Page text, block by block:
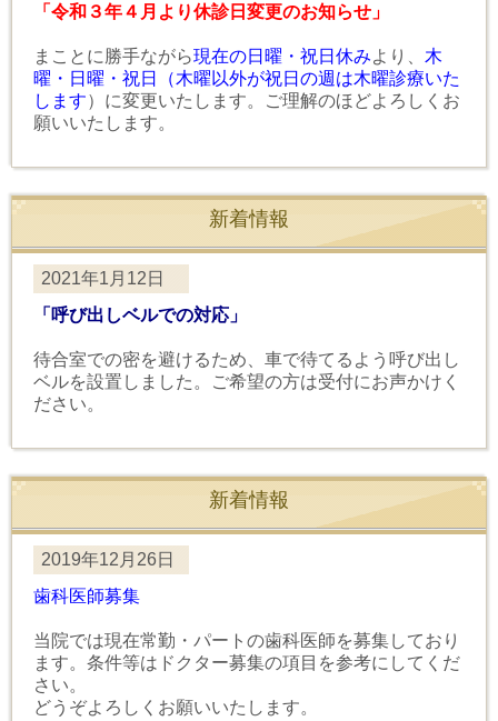
「令和３年４月より休診日変更のお知らせ」
まことに勝手ながら現在の日曜・祝日休みより、 木
曜・日曜・祝日（木曜以外が祝日の週は木曜診療いた
します）に変更いたします。ご理解のほどよろしくお
願いいたします。
新着情報
2021年1月12日
「呼び出しベルでの対応」
待合室での密を避けるため、車で待てるよう呼び出し
ベルを設置しました。ご希望の方は受付にお声かけく
ださい。
新着情報
2019年12月26日
歯科医師募集
当院では現在常勤・パートの歯科医師を募集しており
ます。条件等はドクター募集の項目を参考にしてくだ
さい。
どうぞよろしくお願いいたします。